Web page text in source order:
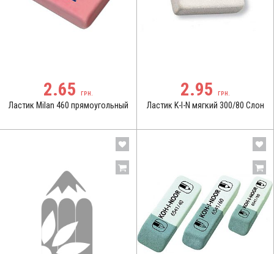
2.65 ГРН.
Ластик Milan 460 прямоугольный
2.95 ГРН.
Ластик K-I-N мягкий 300/80 Слон